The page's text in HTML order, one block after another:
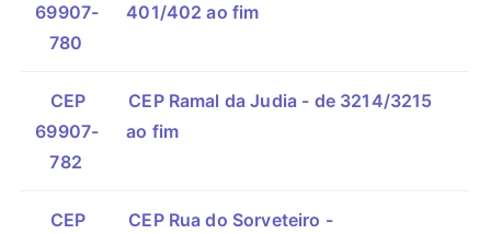
69907-
780
401/402 ao fim
CEP
69907-
782
CEP Ramal da Judia - de 3214/3215
ao fim
CEP
CEP Rua do Sorveteiro -